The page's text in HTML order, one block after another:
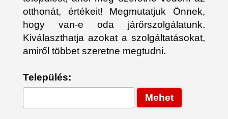
otthonát, értékeit! Megmutatjuk Önnek,
hogy van-e oda járőrszolgálatunk.
Kiválaszthatja azokat a szolgáltatásokat,
amiről többet szeretne megtudni.
Település: